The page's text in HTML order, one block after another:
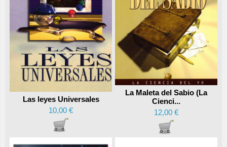
Las leyes Universales
10,00 €
La Maleta del Sabio (La
Cienci...
12,00 €